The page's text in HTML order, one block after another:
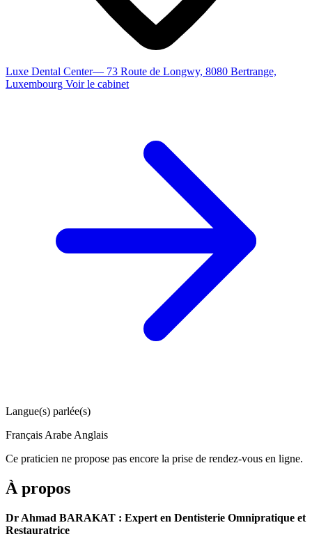
Luxe Dental Center— 73 Route de Longwy, 8080 Bertrange,
Luxembourg Voir le cabinet
Langue(s) parlée(s)
Français Arabe Anglais
Ce praticien ne propose pas encore la prise de rendez-vous en ligne.
À propos
Dr Ahmad BARAKAT : Expert en Dentisterie Omnipratique et
Restauratrice